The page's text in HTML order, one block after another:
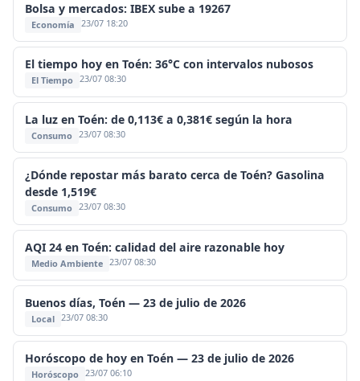
Bolsa y mercados: IBEX sube a 19267
Economía 23/07 18:20
El tiempo hoy en Toén: 36°C con intervalos nubosos
El Tiempo 23/07 08:30
La luz en Toén: de 0,113€ a 0,381€ según la hora
Consumo 23/07 08:30
¿Dónde repostar más barato cerca de Toén? Gasolina
desde 1,519€
Consumo 23/07 08:30
AQI 24 en Toén: calidad del aire razonable hoy
Medio Ambiente 23/07 08:30
Buenos días, Toén — 23 de julio de 2026
Local 23/07 08:30
Horóscopo de hoy en Toén — 23 de julio de 2026
Horóscopo 23/07 06:10